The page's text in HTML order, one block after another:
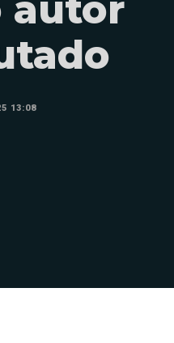
autor
13:08